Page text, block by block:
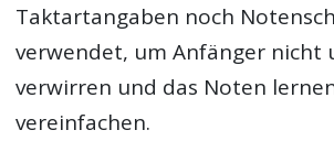
Taktartangaben noch
verwendet, um Anfänger nicht
verwirren und das Noten
vereinfachen.